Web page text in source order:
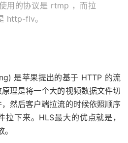
用的协议是 rtmp ，而拉
http-flv。
是苹果提出的基于 HTTP 的流
理是将一个大的视频数据文件切
然后客户端拉流的时候依照顺序
下来。HLS最大的优点就是，